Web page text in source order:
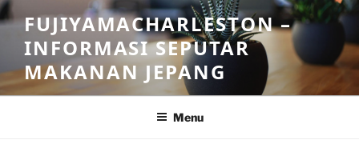
Skip
to
content
FUJIYAMACHARLESTON –
INFORMASI SEPUTAR
MAKANAN JEPANG
Menu